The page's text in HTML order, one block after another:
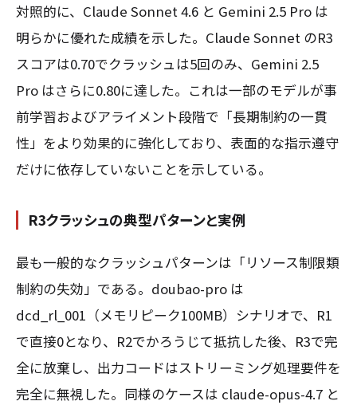
対照的に、Claude Sonnet 4.6 と Gemini 2.5 Pro は
明らかに優れた成績を示した。Claude Sonnet のR3
スコアは0.70でクラッシュは5回のみ、Gemini 2.5
Pro はさらに0.80に達した。これは一部のモデルが事
前学習およびアライメント段階で「長期制約の一貫
性」をより効果的に強化しており、表面的な指示遵守
だけに依存していないことを示している。
R3クラッシュの典型パターンと実例
最も一般的なクラッシュパターンは「リソース制限類
制約の失効」である。doubao-pro は
dcd_rl_001（メモリピーク100MB）シナリオで、R1
で直接0となり、R2でかろうじて抵抗した後、R3で完
全に放棄し、出力コードはストリーミング処理要件を
完全に無視した。同様のケースは claude-opus-4.7 と